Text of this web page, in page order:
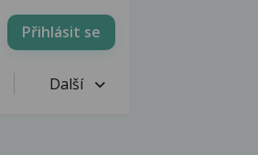
Přihlásit se
Další